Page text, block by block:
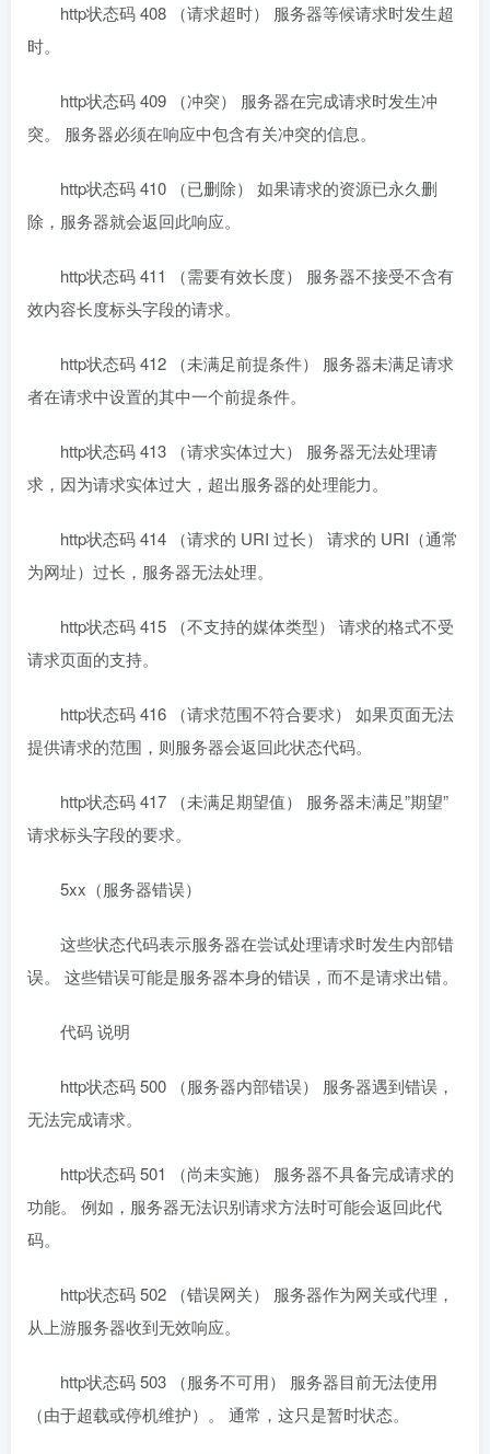
http状态码 408 （请求超时） 服务器等候请求时发生超
时。
http状态码 409 （冲突） 服务器在完成请求时发生冲
突。 服务器必须在响应中包含有关冲突的信息。
http状态码 410 （已删除） 如果请求的资源已永久删
除，服务器就会返回此响应。
http状态码 411 （需要有效长度） 服务器不接受不含有
效内容长度标头字段的请求。
http状态码 412 （未满足前提条件） 服务器未满足请求
者在请求中设置的其中一个前提条件。
http状态码 413 （请求实体过大） 服务器无法处理请
求，因为请求实体过大，超出服务器的处理能力。
http状态码 414 （请求的 URI 过长） 请求的 URI（通常
为网址）过长，服务器无法处理。
http状态码 415 （不支持的媒体类型） 请求的格式不受
请求页面的支持。
http状态码 416 （请求范围不符合要求） 如果页面无法
提供请求的范围，则服务器会返回此状态代码。
http状态码 417 （未满足期望值） 服务器未满足”期望”
请求标头字段的要求。
5xx（服务器错误）
这些状态代码表示服务器在尝试处理请求时发生内部错
误。 这些错误可能是服务器本身的错误，而不是请求出错。
代码 说明
http状态码 500 （服务器内部错误） 服务器遇到错误，
无法完成请求。
http状态码 501 （尚未实施） 服务器不具备完成请求的
功能。 例如，服务器无法识别请求方法时可能会返回此代
码。
http状态码 502 （错误网关） 服务器作为网关或代理，
从上游服务器收到无效响应。
http状态码 503 （服务不可用） 服务器目前无法使用
（由于超载或停机维护）。 通常，这只是暂时状态。